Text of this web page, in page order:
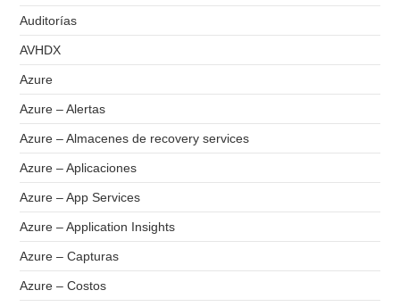
Auditorías
AVHDX
Azure
Azure – Alertas
Azure – Almacenes de recovery services
Azure – Aplicaciones
Azure – App Services
Azure – Application Insights
Azure – Capturas
Azure – Costos